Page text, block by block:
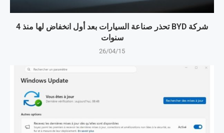
شركة BYD تحذر صناعة السيارات بعد أول انخفاض لها منذ 4
سنوات
26/04/15